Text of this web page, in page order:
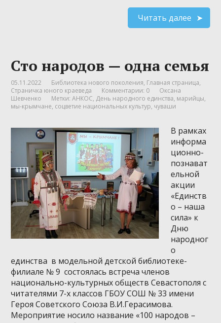
Читать далее
Сто народов — одна семья
05.11.2022 Библиотека нового поколения, Главная страница,
Страничка юного краеведа
Комментарии: 0
Оксана
Шевченко
Метки:АНКОС, День народного единства, марийцы,
мы-крымчане, соцветие национальных культур, чуваши
В рамках
информа
ционно-
познават
ельной
акции
«Единств
о – наша
сила» к
Дню
народног
о
единства в модельной детской библиотеке-
филиале № 9 состоялась встреча членов
национально-культурных обществ Севастополя с
читателями 7-х классов ГБОУ СОШ № 33 имени
Героя Советского Союза В.И.Герасимова.
Мероприятие носило название «100 народов –